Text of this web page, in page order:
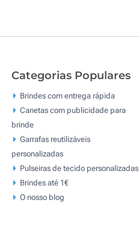
Categorias Populares
Brindes com entrega rápida
Canetas com publicidade para
brinde
Garrafas reutilizáveis
personalizadas
Pulseiras de tecido personalizadas
Brindes até 1€
O nosso blog